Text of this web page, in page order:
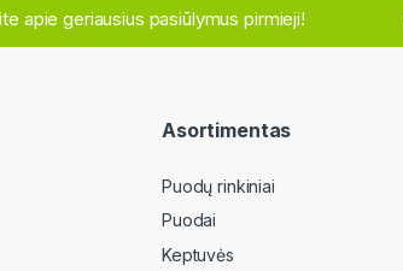
apie geriausius pasiūlymus pirmieji!
Asortimentas
Puodų rinkiniai
Puodai
Keptuvės